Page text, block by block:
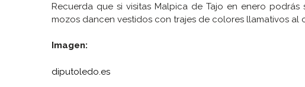
Recuerda que si visitas Malpica de Tajo en enero
mozos dancen vestidos con trajes de colores llamativos al
Imagen:
diputoledo.es